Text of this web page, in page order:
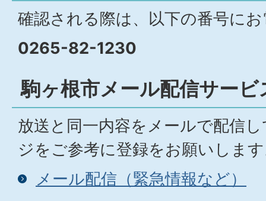
確認される際は、以下の番号に
0265-82-1230
駒ヶ根市メール配信サービ
放送と同一内容をメールで配信
ジをご参考に登録をお願いしま
メール配信（緊急情報など）